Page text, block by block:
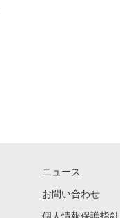
ニュース
お問い合わせ